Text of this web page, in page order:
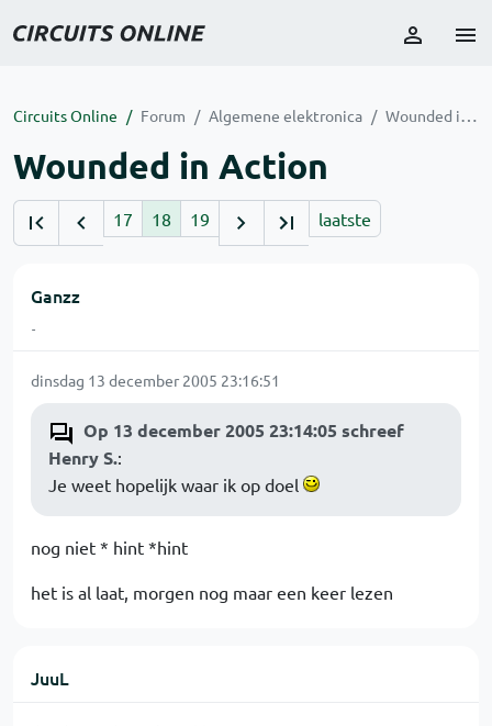
Circuits Online Forum Algemene elektronica Wounded in Action
Wounded in Action
17 18 19 laatste
Ganzz
-
dinsdag 13 december 2005 23:16:51
Op 13 december 2005 23:14:05 schreef
Henry S.:
Je weet hopelijk waar ik op doel
nog niet * hint *hint
het is al laat, morgen nog maar een keer lezen
JuuL